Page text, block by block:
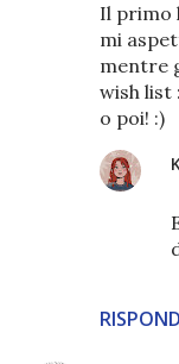
Il primo
mi
mentre
wish list
o poi! :)